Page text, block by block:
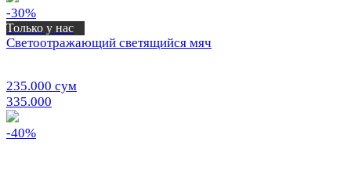
-30%
Только у нас
Светоотражающий светящийся мяч
235.000 сум
335.000
-40%